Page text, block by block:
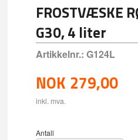
FROSTVÆSKE
G30, 4 liter
Artikkelnr.: G124L
NOK 279,00
inkl. mva.
Antall